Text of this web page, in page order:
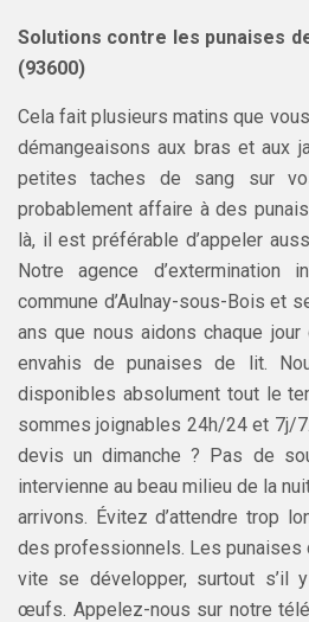
Solutions contre les punaises
(93600)
Cela fait plusieurs matins que
démangeaisons aux bras et aux
petites taches de sang sur
probablement affaire à des
là, il est préférable d’appeler
Notre agence d’extermination
commune d’Aulnay-sous-Bois et
ans que nous aidons chaque
envahis de punaises de lit.
disponibles absolument tout le
sommes joignables 24h/24 et 7j/
devis un dimanche ? Pas de
intervienne au beau milieu de la
arrivons. Évitez d’attendre trop
des professionnels. Les punaises
vite se développer, surtout s’il
œufs. Appelez-nous sur notre